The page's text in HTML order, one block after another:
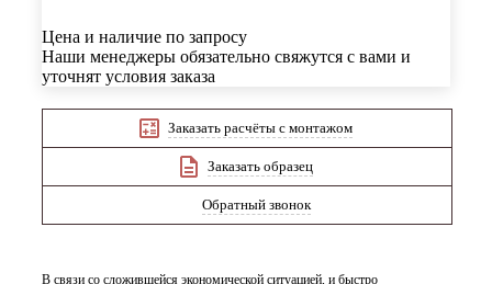
Цена и наличие по запросу
Наши менеджеры обязательно свяжутся с вами и
уточнят условия заказа
Заказать расчёты с монтажом
Заказать образец
Обратный звонок
В связи со сложившейся экономической ситуацией, и быстро